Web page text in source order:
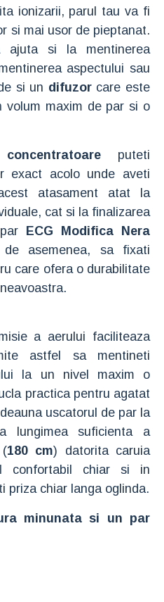
ionizarii, parul tau va fi
si mai usor de pieptanat.
ajuta si la mentinerea
aspectului sau
si un difuzorcare este
volum maxim de par si o
puteti
exact acolo unde aveti
atasament atat la
cat si la finalizarea
ECG Modifica Nera
asemenea, sa fixati
care ofera o durabilitate
a aerului faciliteaza
astfel sa mentineti
la un nivel maxim o
practica pentru agatat
uscatorul de par la
lungimea suficienta a
180 cm) datorita caruia
confortabil chiar si in
priza chiar langa oglinda.
minunata si un par